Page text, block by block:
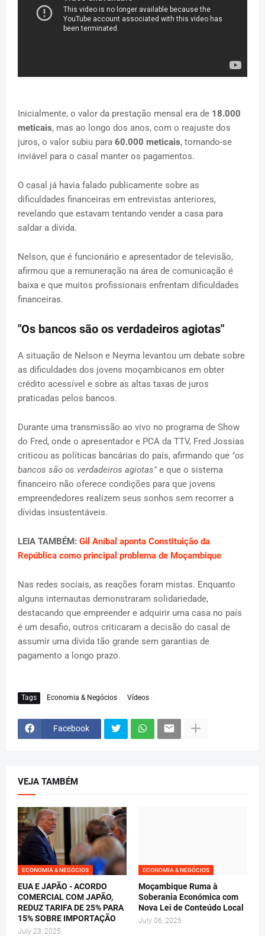
Inicialmente, o valor da prestação mensal era de 18.000
meticais, mas ao longo dos anos, com o reajuste dos
juros, o valor subiu para 60.000 meticais, tornando-se
inviável para o casal manter os pagamentos.
O casal já havia falado publicamente sobre as
dificuldades financeiras em entrevistas anteriores,
revelando que estavam tentando vender a casa para
saldar a dívida.
Nelson, que é funcionário e apresentador de televisão,
afirmou que a remuneração na área de comunicação é
baixa e que muitos profissionais enfrentam dificuldades
financeiras.
"Os bancos são os verdadeiros agiotas"
A situação de Nelson e Neyma levantou um debate sobre
as dificuldades dos jovens moçambicanos em obter
crédito acessível e sobre as altas taxas de juros
praticadas pelos bancos.
Durante uma transmissão ao vivo no programa de Show
do Fred, onde o apresentador e PCA da TTV, Fred Jossias
criticou as políticas bancárias do país, afirmando que "os
bancos são os verdadeiros agiotas" e que o sistema
financeiro não oferece condições para que jovens
empreendedores realizem seus sonhos sem recorrer a
dívidas insustentáveis.
LEIA TAMBÉM: Gil Aníbal aponta Constituição da
República como principal problema de Moçambique
Nas redes sociais, as reações foram mistas. Enquanto
alguns internautas demonstraram solidariedade,
destacando que empreender e adquirir uma casa no país
é um desafio, outros criticaram a decisão do casal de
assumir uma dívida tão grande sem garantias de
pagamento a longo prazo.
Tags Economia & Negócios Vídeos
Facebook
VEJA TAMBÉM
ECONOMIA & NEGÓCIOS
EUA E JAPÃO - ACORDO
COMERCIAL COM JAPÃO,
REDUZ TARIFA DE 25% PARA
15% SOBRE IMPORTAÇÃO
July 23, 2025
ECONOMIA & NEGÓCIOS
Moçambique Ruma à
Soberania Económica com
Nova Lei de Conteúdo Local
July 06, 2025